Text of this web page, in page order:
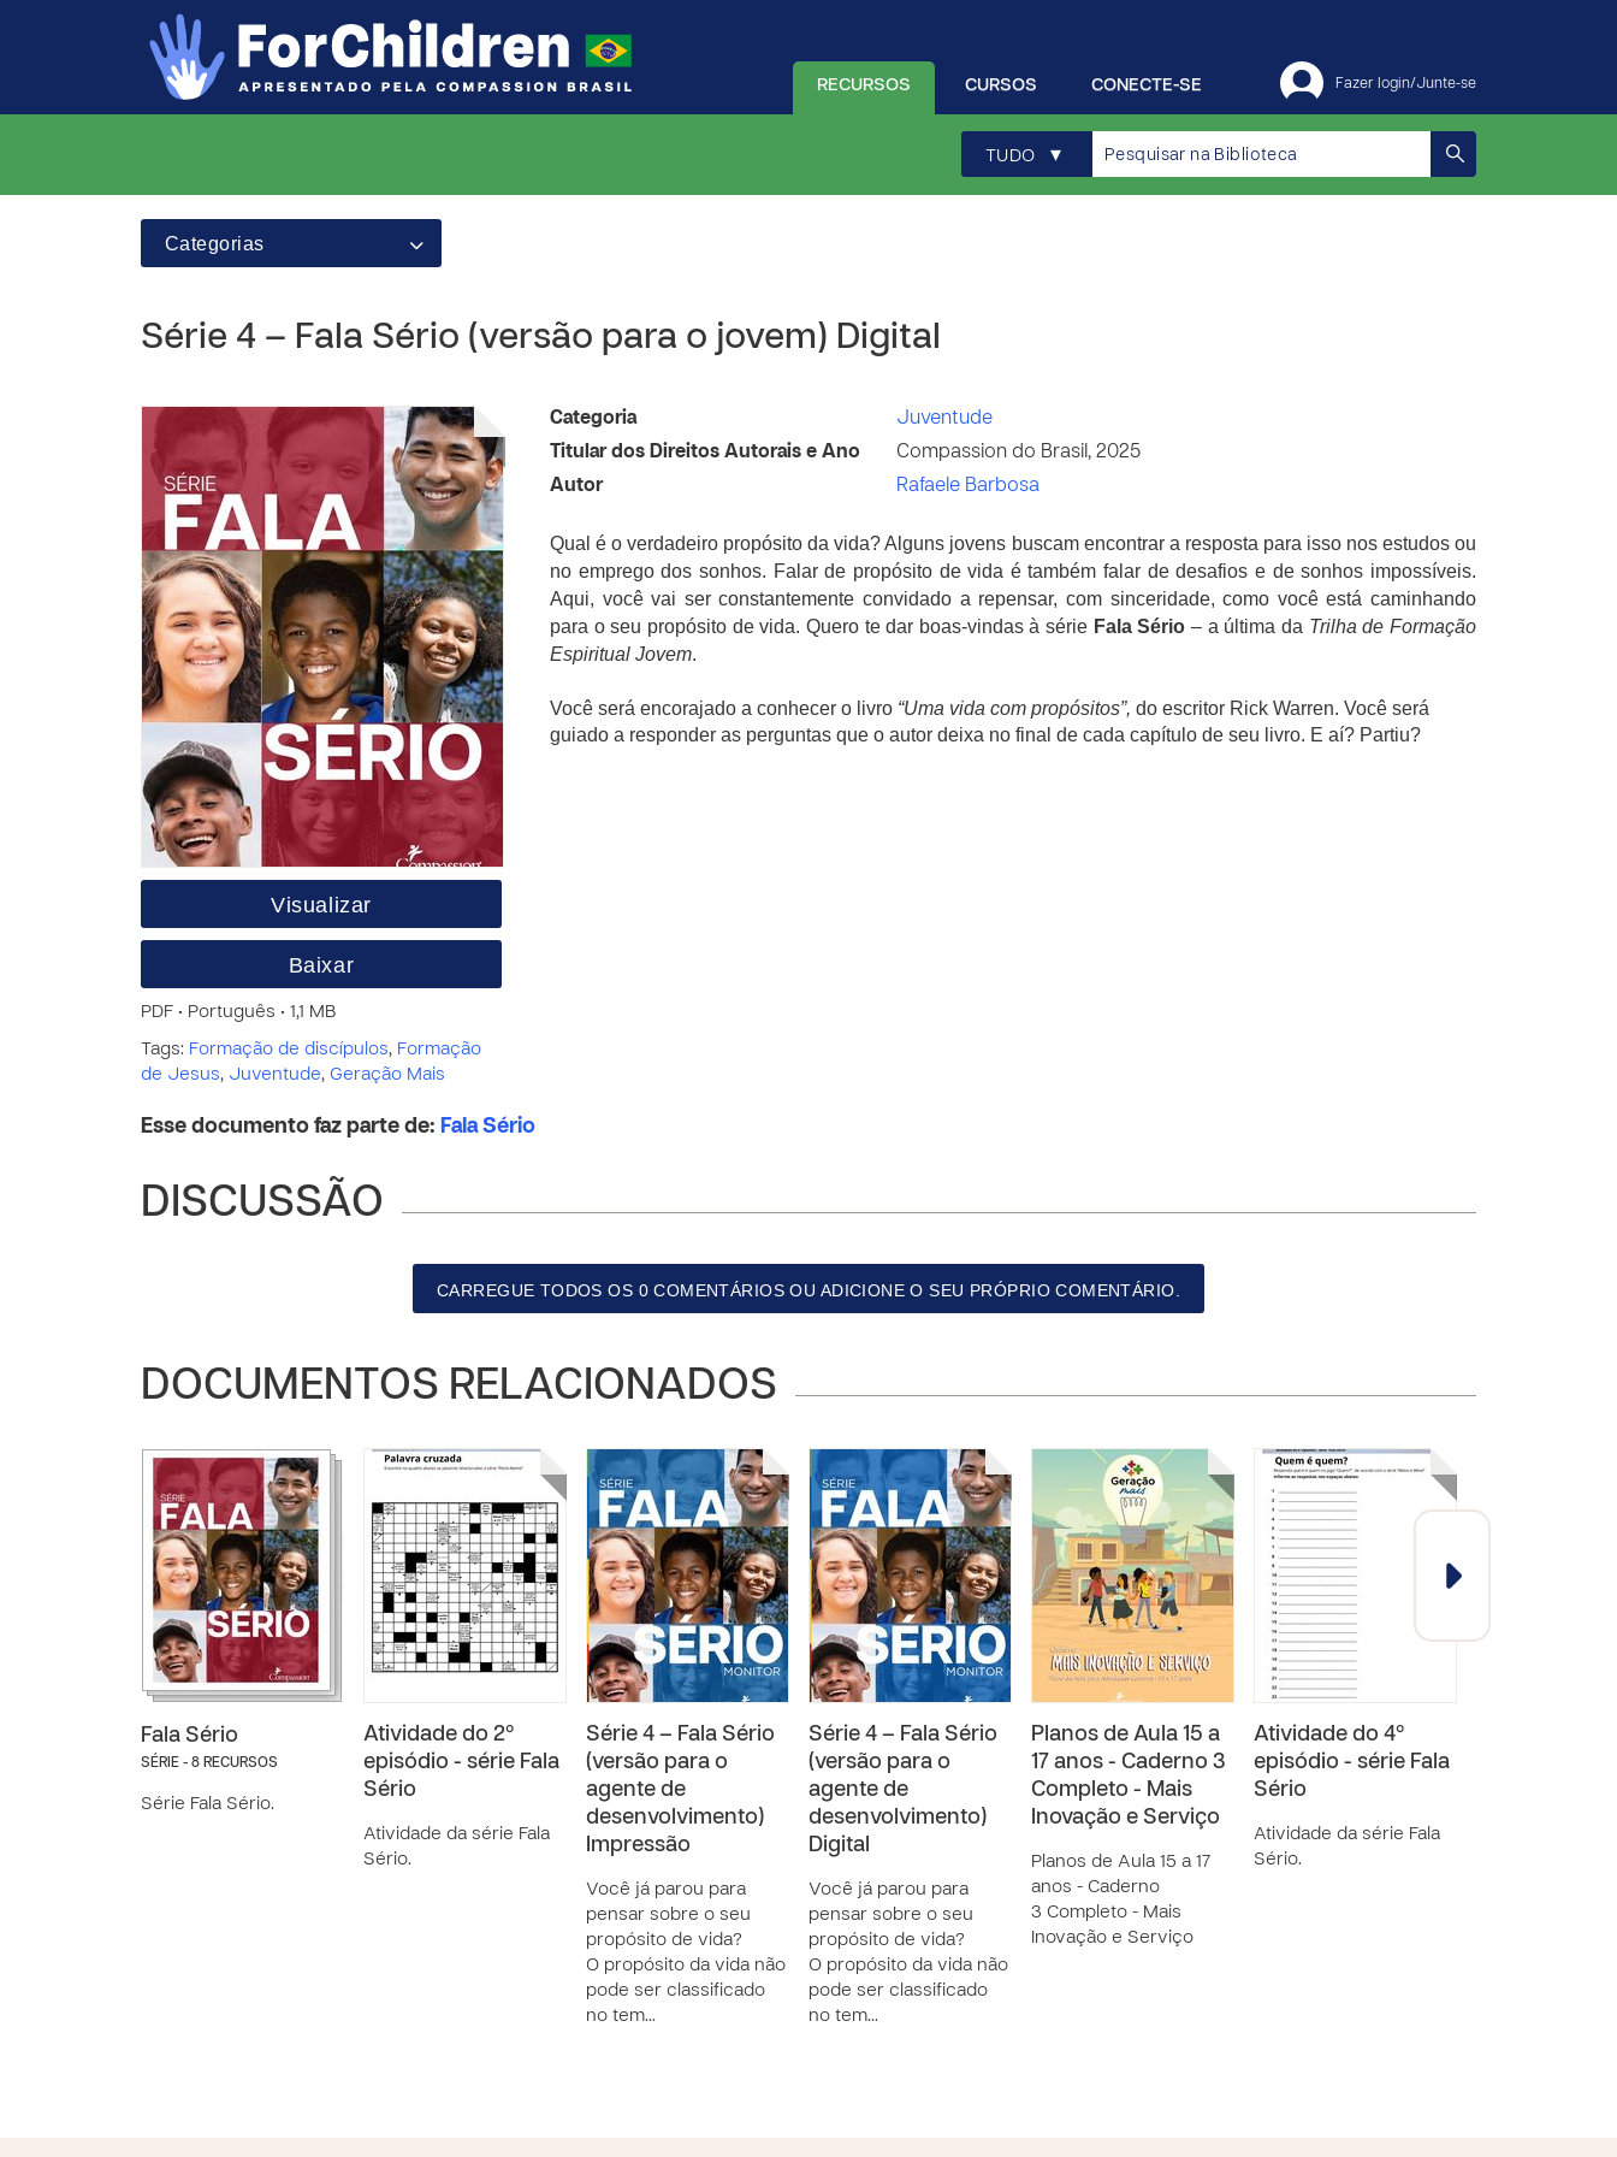
Fazer login/Junte-se
CONECTE-SE
CURSOS
RECURSOS
TUDO ▾
Categorias
Série 4 – Fala Sério (versão para o jovem) Digital
Visualizar
Baixar
PDF • Português • 1,1 MB
Tags: Formação de discípulos, Formação
de Jesus, Juventude, Geração Mais
Categoria
Juventude
Titular dos Direitos Autorais e Ano
Compassion do Brasil, 2025
Autor
Rafaele Barbosa
Qual é o verdadeiro propósito da vida? Alguns jovens buscam encontrar a resposta para isso nos estudos ou
no emprego dos sonhos. Falar de propósito de vida é também falar de desafios e de sonhos impossíveis.
Aqui, você vai ser constantemente convidado a repensar, com sinceridade, como você está caminhando
para o seu propósito de vida. Quero te dar boas-vindas à série Fala Sério – a última da Trilha de Formação
Espiritual Jovem.
Você será encorajado a conhecer o livro “Uma vida com propósitos”, do escritor Rick Warren. Você será
guiado a responder as perguntas que o autor deixa no final de cada capítulo de seu livro. E aí? Partiu?
Esse documento faz parte de: Fala Sério
DISCUSSÃO
CARREGUE TODOS OS 0 COMENTÁRIOS OU ADICIONE O SEU PRÓPRIO COMENTÁRIO.
DOCUMENTOS RELACIONADOS
Fala Sério
SÉRIE - 8 RECURSOS
Série Fala Sério.
Atividade do 2º
episódio - série Fala
Sério
Atividade da série Fala
Sério.
Série 4 – Fala Sério
(versão para o
agente de
desenvolvimento)
Impressão
Você já parou para
pensar sobre o seu
propósito de vida?
O propósito da vida não
pode ser classificado
no tem…
Série 4 – Fala Sério
(versão para o
agente de
desenvolvimento)
Digital
Você já parou para
pensar sobre o seu
propósito de vida?
O propósito da vida não
pode ser classificado
no tem…
Planos de Aula 15 a
17 anos - Caderno 3
Completo - Mais
Inovação e Serviço
Planos de Aula 15 a 17
anos - Caderno
3 Completo - Mais
Inovação e Serviço
Atividade do 4º
episódio - série Fala
Sério
Atividade da série Fala
Sério.